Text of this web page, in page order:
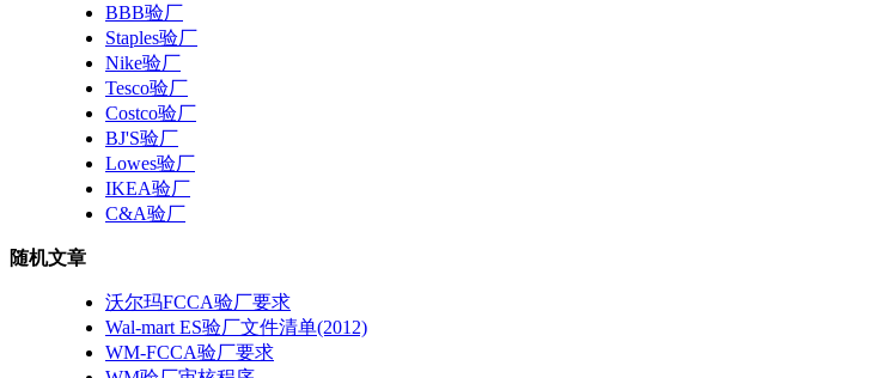
BBB验厂
Staples验厂
Nike验厂
Tesco验厂
Costco验厂
BJ'S验厂
Lowes验厂
IKEA验厂
C&A验厂
随机文章
沃尔玛FCCA验厂要求
Wal-mart ES验厂文件清单(2012)
WM-FCCA验厂要求